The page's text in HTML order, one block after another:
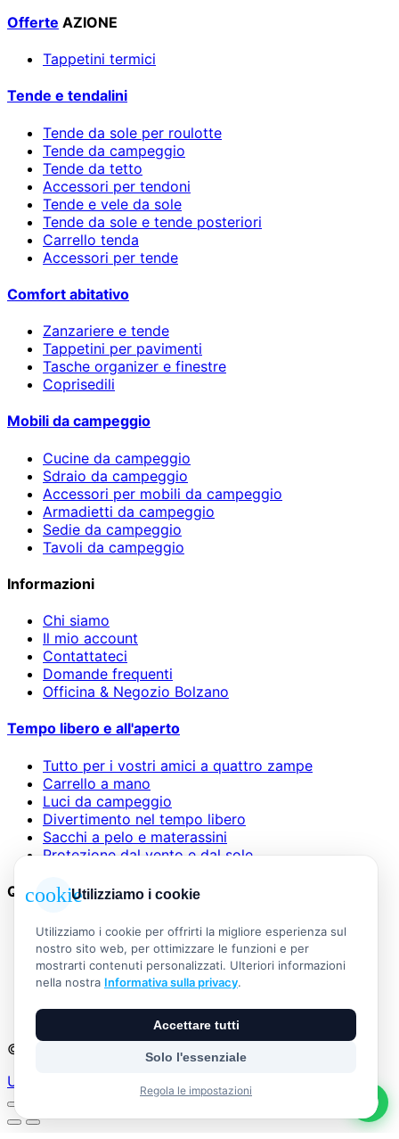
Offerte AZIONE
Tappetini termici
Tende e tendalini
Tende da sole per roulotte
Tende da campeggio
Tende da tetto
Accessori per tendoni
Tende e vele da sole
Tende da sole e tende posteriori
Carrello tenda
Accessori per tende
Comfort abitativo
Zanzariere e tende
Tappetini per pavimenti
Tasche organizer e finestre
Coprisedili
Mobili da campeggio
Cucine da campeggio
Sdraio da campeggio
Accessori per mobili da campeggio
Armadietti da campeggio
Sedie da campeggio
Tavoli da campeggio
Informazioni
Chi siamo
Il mio account
Contattateci
Domande frequenti
Officina & Negozio Bolzano
Tempo libero e all'aperto
Tutto per i vostri amici a quattro zampe
Carrello a mano
Luci da campeggio
Divertimento nel tempo libero
Sacchi a pelo e materassini
Protezione dal vento e dal sole
Questioni legali
AGB
Informazioni legali
Informativa sulla privacy
Widerrufsbelehrung
Vertrag widerrufen
© 2026 Outdoor Living Alle Rechte vorbehalten
Umsetzung:
cookieUtilizziamo i cookie
Utilizziamo i cookie per offrirti la migliore esperienza sul
nostro sito web, per ottimizzare le funzioni e per
mostrarti contenuti personalizzati. Ulteriori informazioni
nella nostra Informativa sulla privacy.
Accettare tutti
Solo l'essenziale
Regola le impostazioni